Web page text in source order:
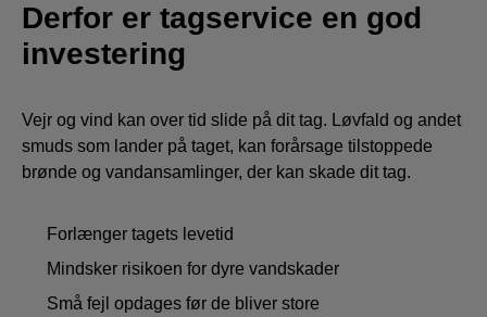
Derfor er tagservice en god
investering
Vejr og vind kan over tid slide på dit tag. Løvfald og andet
smuds som lander på taget, kan forårsage tilstoppede
brønde og vandansamlinger, der kan skade dit tag.
Forlænger tagets levetid
Mindsker risikoen for dyre vandskader
Små fejl opdages før de bliver store